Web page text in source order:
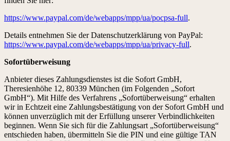
https://www.paypal.com/de/webapps/mpp/ua/pocpsa-full.
Details entnehmen Sie der Datenschutzerklärung von PayPal:
https://www.paypal.com/de/webapps/mpp/ua/privacy-full.
Sofortüberweisung
Anbieter dieses Zahlungsdienstes ist die Sofort GmbH,
Theresienhöhe 12, 80339 München (im Folgenden „Sofort
GmbH“). Mit Hilfe des Verfahrens „Sofortüberweisung“ erhalten
wir in Echtzeit eine Zahlungsbestätigung von der Sofort GmbH und
können unverzüglich mit der Erfüllung unserer Verbindlichkeiten
beginnen. Wenn Sie sich für die Zahlungsart „Sofortüberweisung“
entschieden haben, übermitteln Sie die PIN und eine gültige TAN